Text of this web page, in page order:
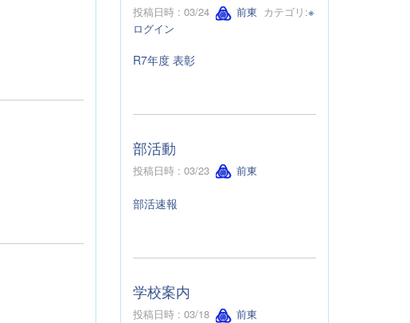
投稿日時 : 03/24 前東 カテゴリ:※
ログイン
R7年度 表彰
部活動
投稿日時 : 03/23 前東
部活速報
学校案内
投稿日時 : 03/18 前東